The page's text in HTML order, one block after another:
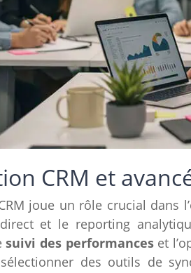
CRM et
joue un rôle crucial
et le reporting
suivi des performanceset
des outils de